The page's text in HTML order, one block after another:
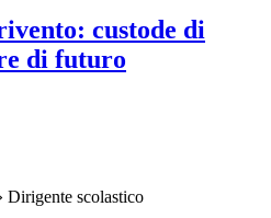
custode di
di futuro
Dirigente scolastico